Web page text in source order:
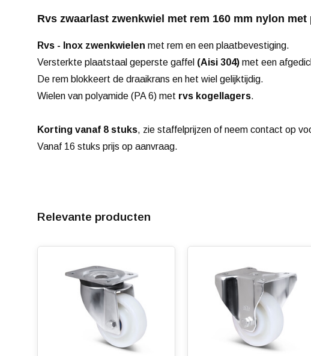
Rvs zwaarlast zwenkwiel met rem 160 mm nylon met
Rvs - Inox zwenkwielen met rem en een plaatbevestiging.
Versterkte plaatstaal geperste gaffel (Aisi 304) met een
De rem blokkeert de draaikrans en het wiel gelijktijdig.
Wielen van polyamide (PA 6) met rvs kogellagers.
Korting vanaf 8 stuks, zie staffelprijzen of neem contact op
Vanaf 16 stuks prijs op aanvraag.
Relevante producten